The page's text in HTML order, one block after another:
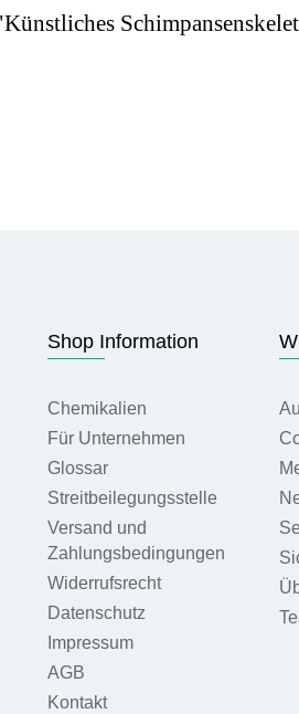
Shop Information
Chemikalien
Für Unternehmen
Glossar
Streitbeilegungsstelle
Versand und
Zahlungsbedingungen
Widerrufsrecht
Datenschutz
Impressum
AGB
Kontakt